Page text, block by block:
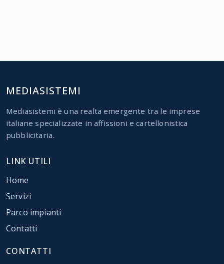
MEDIASISTEMI
Mediasistemi è una realta emergente tra le imprese
italiane specializzate in affissioni e cartellonistica
pubblicitaria.
LINK UTILI
Home
Servizi
Parco impianti
Contatti
CONTATTI